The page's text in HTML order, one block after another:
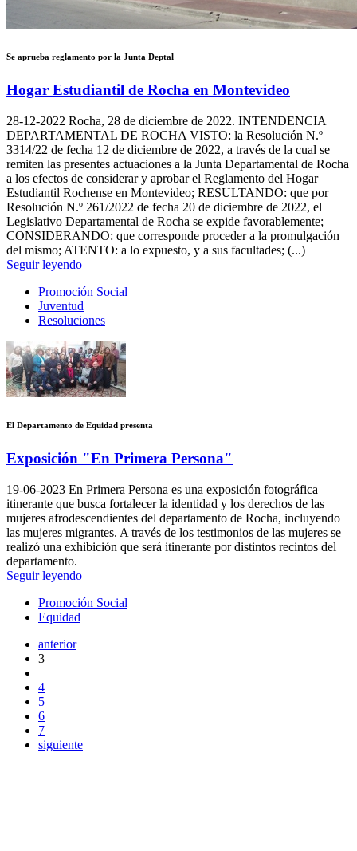
Se aprueba reglamento por la Junta Deptal
Hogar Estudiantil de Rocha en Montevideo
28-12-2022 Rocha, 28 de diciembre de 2022. INTENDENCIA
DEPARTAMENTAL DE ROCHA VISTO: la Resolución N.º
3314/22 de fecha 12 de diciembre de 2022, a través de la cual se
remiten las presentes actuaciones a la Junta Departamental de Rocha
a los efectos de considerar y aprobar el Reglamento del Hogar
Estudiantil Rochense en Montevideo; RESULTANDO: que por
Resolución N.º 261/2022 de fecha 20 de diciembre de 2022, el
Legislativo Departamental de Rocha se expide favorablemente;
CONSIDERANDO: que corresponde proceder a la promulgación
del mismo; ATENTO: a lo expuesto, y a sus facultades; (...)
Seguir leyendo
Promoción Social
Juventud
Resoluciones
El Departamento de Equidad presenta
Exposición "En Primera Persona"
19-06-2023 En Primera Persona es una exposición fotográfica
itinerante que busca fortalecer la identidad y los derechos de las
mujeres afrodescendientes del departamento de Rocha, incluyendo
las mujeres migrantes. A través de los testimonios de las mujeres se
realizó una exhibición que será itinerante por distintos recintos del
departamento.
Seguir leyendo
Promoción Social
Equidad
anterior
3
4
5
6
7
siguiente